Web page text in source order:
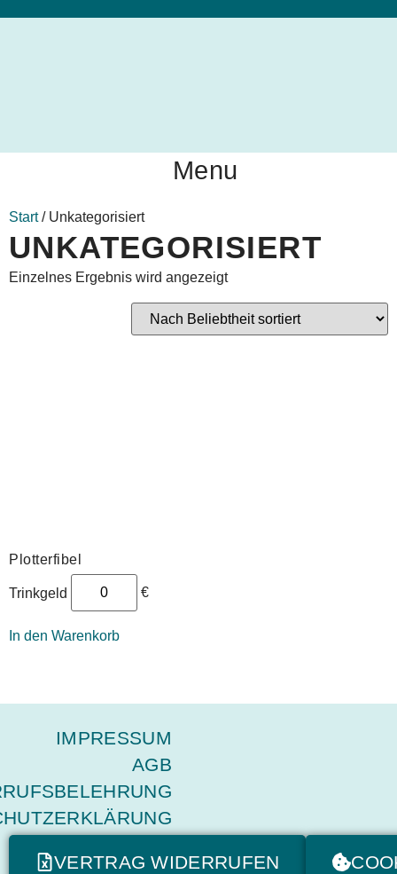
Menu
Start/ Unkategorisiert
UNKATEGORISIERT
Einzelnes Ergebnis wird angezeigt
Plotterfibel
Trinkgeld €
In den Warenkorb
IMPRESSUM
AGB
VERTRAG WIDERRUFEN